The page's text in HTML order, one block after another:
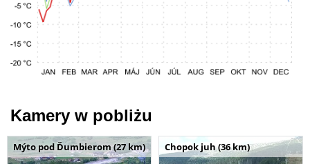
Kamery w pobliżu
Mýto pod Ďumbierom (27 km) Chopok juh (36 km)